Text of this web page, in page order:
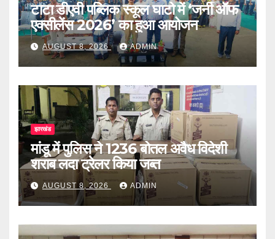
टाटा डीएवी पब्लिक स्कूल घाटो में ‘जर्नी ऑफ
एक्सीलेंस 2026’ का हुआ आयोजन
AUGUST 8, 2026 ADMIN
झारखंड
मांडू में पुलिस ने 1236 बोतल अवैध विदेशी
शराब लदा ट्रेलर किया जब्त
AUGUST 8, 2026 ADMIN